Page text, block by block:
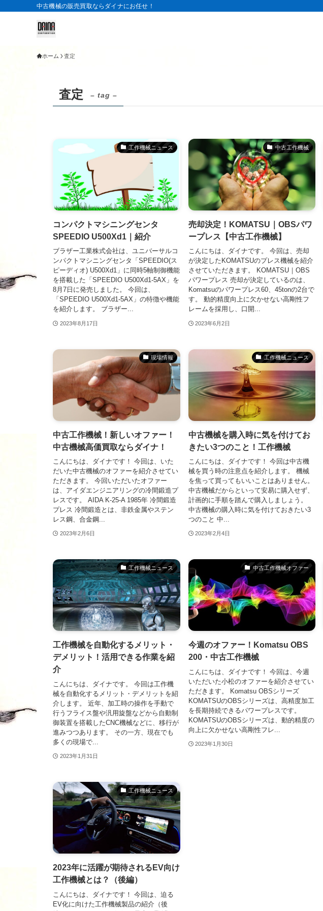
中古機械の販売買取ならダイナにお任せ！
ホーム 査定
査定 – tag –
工作機械ニュース
コンパクトマシニングセンタ
SPEEDIO U500Xd1｜紹介
ブラザー工業株式会社は、ユニバーサルコ
ンパクトマシニングセンタ「SPEEDIO(ス
ピーディオ) U500Xd1」に同時5軸制御機能
を搭載した「SPEEDIO U500Xd1-5AX」を
8月7日に発売しました。 今回は、
「SPEEDIO U500Xd1-5AX」の特徴や機能
を紹介します。 ブラザー...
2023年8月17日
中古工作機械
売却決定！KOMATSU｜OBSパワ
ープレス【中古工作機械】
こんにちは、ダイナです。 今回は、売却
が決定したKOMATSUのプレス機械を紹介
させていただきます。 KOMATSU｜OBS
パワープレス 売却が決定しているのは、
Komatsuのパワープレス60、45tonの2台で
す。 動的精度向上に欠かせない高剛性フ
レームを採用し、口開...
2023年6月2日
現場情報
中古工作機械！新しいオファー！
中古機械高価買取ならダイナ！
こんにちは、ダイナです！ 今回は、いた
だいた中古機械のオファーを紹介させてい
ただきます。 今回いただいたオファー
は、アイダエンジニアリングの冷間鍛造プ
レスです。 AIDA K-25-A 1985年 冷間鍛造
プレス 冷間鍛造とは、非鉄金属やステン
レス鋼、合金鋼...
2023年2月6日
工作機械ニュース
中古機械を購入時に気を付けてお
きたい3つのこと！工作機械
こんにちは、ダイナです！ 今回は中古機
械を買う時の注意点を紹介します。 機械
を焦って買ってもいいことはありません。
中古機械だからといって安易に購入せず、
計画的に手順を踏んで購入しましょう。
中古機械の購入時に気を付けておきたい3
つのこと 中...
2023年2月4日
工作機械ニュース
工作機械を自動化するメリット・
デメリット！活用できる作業を紹
介
こんにちは、ダイナです。 今回は工作機
械を自動化するメリット・デメリットを紹
介します。 近年、加工時の操作を手動で
行うフライス盤や汎用旋盤などから自動制
御装置を搭載したCNC機械などに、移行が
進みつつあります。 その一方、現在でも
多くの現場で...
2023年1月31日
中古工作機械オファー
今週のオファー！Komatsu OBS
200・中古工作機械
こんにちは、ダイナです！ 今回は、今週
いただいた小松のオファーを紹介させてい
ただきます。 Komatsu OBSシリーズ
KOMATSUのOBSシリーズは、高精度加工
を長期持続できるパワープレスです。
KOMATSUのOBSシリーズは、動的精度の
向上に欠かせない高剛性フレ...
2023年1月30日
工作機械ニュース
2023年に活躍が期待されるEV向け
工作機械とは？（後編）
こんにちは、ダイナです！ 今回は、迫る
EV化に向けた工作機械製品の紹介（後